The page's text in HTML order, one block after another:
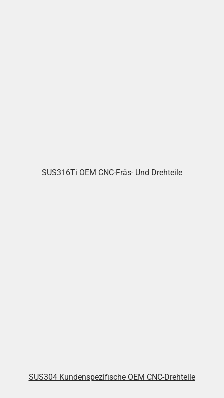
SUS316Ti OEM CNC-Fräs- Und Drehteile
SUS304 Kundenspezifische OEM CNC-Drehteile